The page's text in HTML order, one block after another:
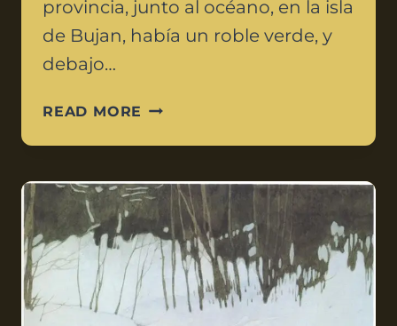
provincia, junto al océano, en la isla
de Bujan, había un roble verde, y
debajo…
READ MORE